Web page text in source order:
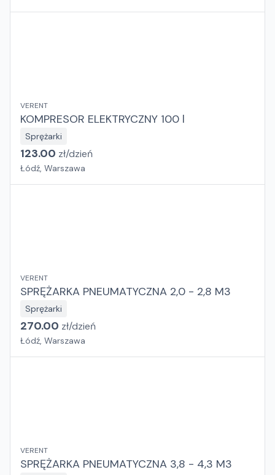
VERENT
KOMPRESOR ELEKTRYCZNY 100 l
Sprężarki
123.00 zł/dzień
Łódź, Warszawa
VERENT
SPRĘŻARKA PNEUMATYCZNA 2,0 - 2,8 M3
Sprężarki
270.00 zł/dzień
Łódź, Warszawa
VERENT
SPRĘŻARKA PNEUMATYCZNA 3,8 - 4,3 M3